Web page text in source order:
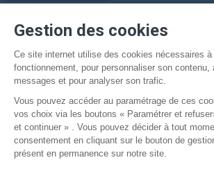
Gestion des cookies
Ce site internet utilise des cookies nécessaires à
fonctionnement, pour personnaliser son contenu,
messages et pour analyser son trafic.
Vous pouvez accéder au paramétrage de ces
vos choix via les boutons « Paramétrer et
et continuer » . Vous pouvez décider à tout
consentement en cliquant sur le bouton de
présent en permanence sur notre site.